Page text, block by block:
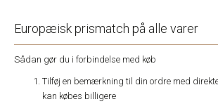
Europæisk prismatch på alle varer
Sådan gør du i forbindelse med køb
Tilføj en bemærkning til din ordre med
kan købes billigere